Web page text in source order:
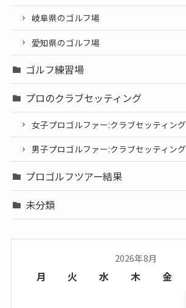
岐阜県のゴルフ場
愛知県のゴルフ場
ゴルフ練習場
プロのクラブセッティング
女子プロゴルファー:クラブセッティング
男子プロゴルファー:クラブセッティング
プロゴルフツアー結果
未分類
2026年8月
月 火 水 木 金